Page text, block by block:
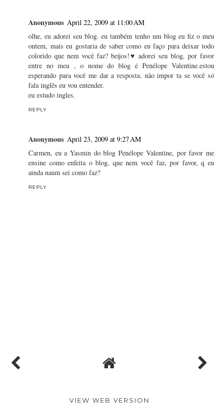
Anonymous April 22, 2009 at 11:00 AM
olhe, eu adorei seu blog. eu também tenho um blog eu fiz o meu
ontem, mais eu gostaria de saber como eu faço para deixar todo
colorido que nem você faz? beijos!♥ adorei seu blog, por favor
entre no meu , o nome do blog é Penélope Valentine.estou
esperando para você me dar a resposta. não impor ta se você só
fala inglês eu vou entender.
eu estudo ingles.
REPLY
Anonymous April 23, 2009 at 9:27 AM
Carmen, eu a Yasmin do blog Penélope Valentine, por favor me
ensine como enfeita o blog, que nem você faz, por favor, q eu
ainda naum sei como faz?
REPLY
VIEW WEB VERSION